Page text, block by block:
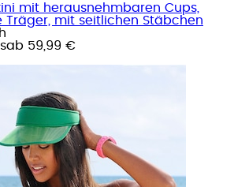
mit herausnehmbaren Cups,
mit seitlichen Stäbchen
ab 59,99 €